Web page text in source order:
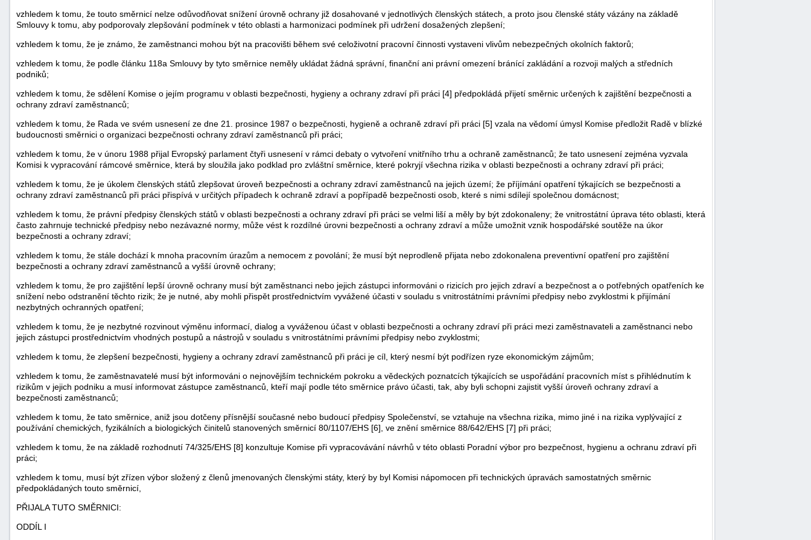
vzhledem k tomu, že touto směrnicí nelze odůvodňovat snížení úrovně ochrany již dosahované v jednotlivých členských státech, a proto jsou členské státy vázány na základě
Smlouvy k tomu, aby podporovaly zlepšování podmínek v této oblasti a harmonizaci podmínek při udržení dosažených zlepšení;
vzhledem k tomu, že je známo, že zaměstnanci mohou být na pracovišti během své celoživotní pracovní činnosti vystaveni vlivům nebezpečných okolních faktorů;
vzhledem k tomu, že podle článku 118a Smlouvy by tyto směrnice neměly ukládat žádná správní, finanční ani právní omezení bránící zakládání a rozvoji malých a středních
podniků;
vzhledem k tomu, že sdělení Komise o jejím programu v oblasti bezpečnosti, hygieny a ochrany zdraví při práci [4] předpokládá přijetí směrnic určených k zajištění bezpečnosti a
ochrany zdraví zaměstnanců;
vzhledem k tomu, že Rada ve svém usnesení ze dne 21. prosince 1987 o bezpečnosti, hygieně a ochraně zdraví při práci [5] vzala na vědomí úmysl Komise předložit Radě v blízké
budoucnosti směrnici o organizaci bezpečnosti ochrany zdraví zaměstnanců při práci;
vzhledem k tomu, že v únoru 1988 přijal Evropský parlament čtyři usnesení v rámci debaty o vytvoření vnitřního trhu a ochraně zaměstnanců; že tato usnesení zejména vyzvala
Komisi k vypracování rámcové směrnice, která by sloužila jako podklad pro zvláštní směrnice, které pokryjí všechna rizika v oblasti bezpečnosti a ochrany zdraví při práci;
vzhledem k tomu, že je úkolem členských států zlepšovat úroveň bezpečnosti a ochrany zdraví zaměstnanců na jejich území; že příjímání opatření týkajících se bezpečnosti a
ochrany zdraví zaměstnanců při práci přispívá v určitých případech k ochraně zdraví a popřípadě bezpečnosti osob, které s nimi sdílejí společnou domácnost;
vzhledem k tomu, že právní předpisy členských států v oblasti bezpečnosti a ochrany zdraví při práci se velmi liší a měly by být zdokonaleny; že vnitrostátní úprava této oblasti, která
často zahrnuje technické předpisy nebo nezávazné normy, může vést k rozdílné úrovni bezpečnosti a ochrany zdraví a může umožnit vznik hospodářské soutěže na úkor
bezpečnosti a ochrany zdraví;
vzhledem k tomu, že stále dochází k mnoha pracovním úrazům a nemocem z povolání; že musí být neprodleně přijata nebo zdokonalena preventivní opatření pro zajištění
bezpečnosti a ochrany zdraví zaměstnanců a vyšší úrovně ochrany;
vzhledem k tomu, že pro zajištění lepší úrovně ochrany musí být zaměstnanci nebo jejich zástupci informováni o rizicích pro jejich zdraví a bezpečnost a o potřebných opatřeních ke
snížení nebo odstranění těchto rizik; že je nutné, aby mohli přispět prostřednictvím vyvážené účasti v souladu s vnitrostátními právními předpisy nebo zvyklostmi k přijímání
nezbytných ochranných opatření;
vzhledem k tomu, že je nezbytné rozvinout výměnu informací, dialog a vyváženou účast v oblasti bezpečnosti a ochrany zdraví při práci mezi zaměstnavateli a zaměstnanci nebo
jejich zástupci prostřednictvím vhodných postupů a nástrojů v souladu s vnitrostátními právními předpisy nebo zvyklostmi;
vzhledem k tomu, že zlepšení bezpečnosti, hygieny a ochrany zdraví zaměstnanců při práci je cíl, který nesmí být podřízen ryze ekonomickým zájmům;
vzhledem k tomu, že zaměstnavatelé musí být informováni o nejnovějším technickém pokroku a vědeckých poznatcích týkajících se uspořádání pracovních míst s přihlédnutím k
rizikům v jejich podniku a musí informovat zástupce zaměstnanců, kteří mají podle této směrnice právo účasti, tak, aby byli schopni zajistit vyšší úroveň ochrany zdraví a
bezpečnosti zaměstnanců;
vzhledem k tomu, že tato směrnice, aniž jsou dotčeny přísnější současné nebo budoucí předpisy Společenství, se vztahuje na všechna rizika, mimo jiné i na rizika vyplývající z
používání chemických, fyzikálních a biologických činitelů stanovených směrnicí 80/1107/EHS [6], ve znění směrnice 88/642/EHS [7] při práci;
vzhledem k tomu, že na základě rozhodnutí 74/325/EHS [8] konzultuje Komise při vypracovávání návrhů v této oblasti Poradní výbor pro bezpečnost, hygienu a ochranu zdraví při
práci;
vzhledem k tomu, musí být zřízen výbor složený z členů jmenovaných členskými státy, který by byl Komisi nápomocen při technických úpravách samostatných směrnic
předpokládaných touto směrnicí,
PŘIJALA TUTO SMĚRNICI:
ODDÍL I